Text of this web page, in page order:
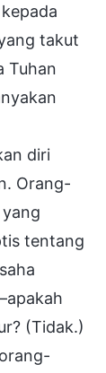
takut
Tuhan
diri
Orang-
tentang
(Tidak.)